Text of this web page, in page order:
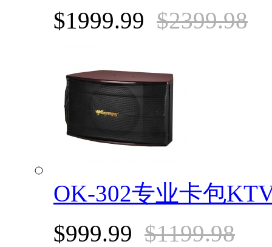
$1999.99 $2399.98
OK-302专业卡包
$999.99 $1199.98